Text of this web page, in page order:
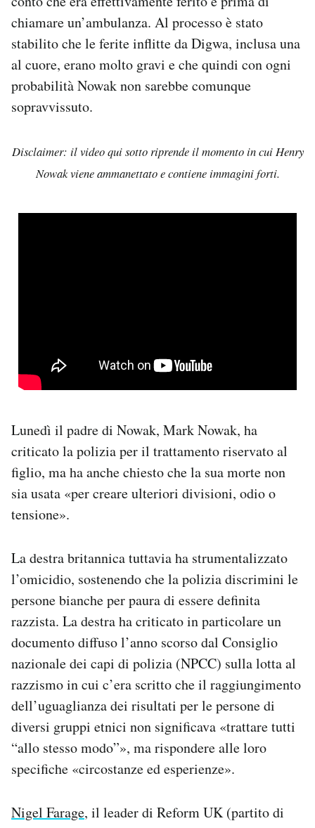
chiamare un’ambulanza. Al processo è stato
stabilito che le ferite inflitte da Digwa, inclusa una
al cuore, erano molto gravi e che quindi con ogni
probabilità Nowak non sarebbe comunque
sopravvissuto.
Disclaimer: il video qui sotto riprende il momento in cui Henry
Nowak viene ammanettato e contiene immagini forti.
Lunedì il padre di Nowak, Mark Nowak, ha
criticato la polizia per il trattamento riservato al
figlio, ma ha anche chiesto che la sua morte non
sia usata «per creare ulteriori divisioni, odio o
tensione».
La destra britannica tuttavia ha strumentalizzato
l’omicidio, sostenendo che la polizia discrimini le
persone bianche per paura di essere definita
razzista. La destra ha criticato in particolare un
documento diffuso l’anno scorso dal Consiglio
nazionale dei capi di polizia (NPCC) sulla lotta al
razzismo in cui c’era scritto cheil raggiungimento
dell’uguaglianza dei risultati per le persone di
diversi gruppi etnici non significava «trattare tutti
“allo stesso modo”», ma rispondere alle loro
specifiche «circostanze ed esperienze».
Nigel Farage, il leader di Reform UK (partito di